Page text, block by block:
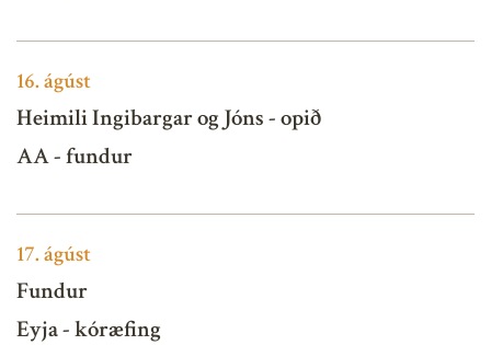
16.ágúst
Heimili Ingibargar og Jóns - opið
AA - fundur
17.ágúst
Fundur
Eyja - kóræfing